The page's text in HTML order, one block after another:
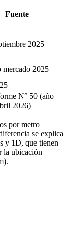
Fuente
2025
mercado 2025
N° 50 (año
2026)
por metro
se explica
y 1D, que tienen
la ubicación